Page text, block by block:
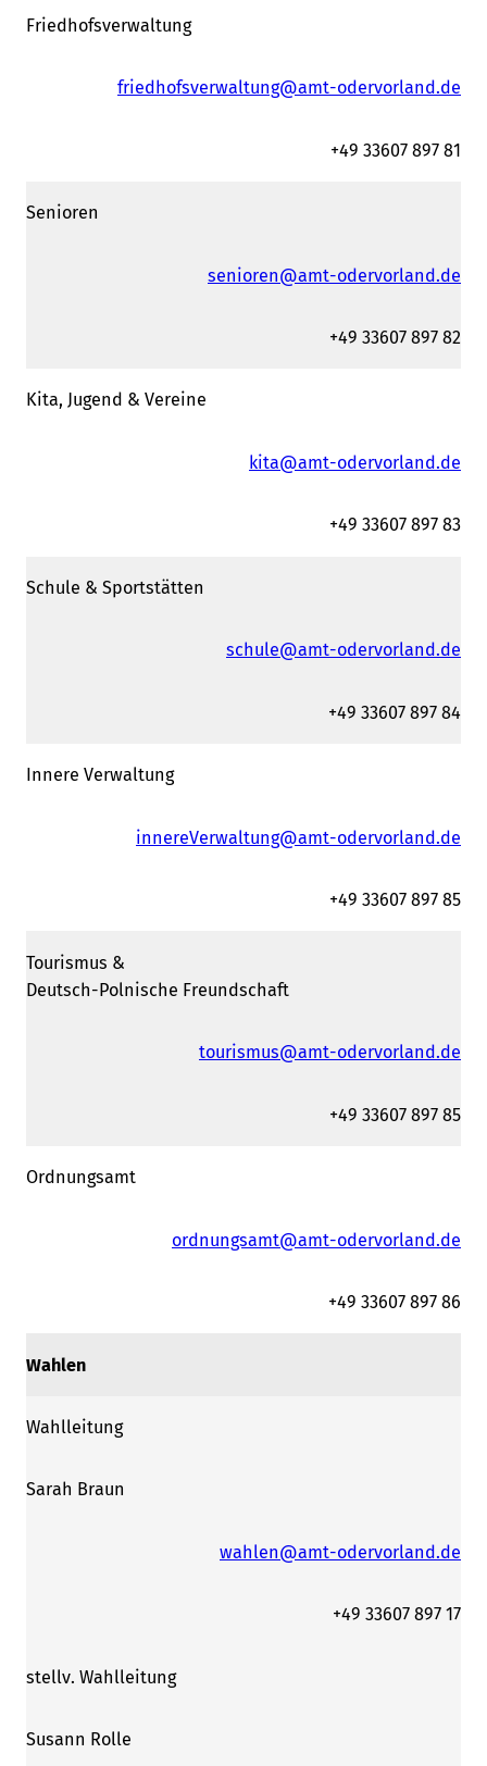
Friedhofsverwaltung
friedhofsverwaltung@amt-odervorland.de
+49 33607 897 81
Senioren
senioren@amt-odervorland.de
+49 33607 897 82
Kita, Jugend & Vereine
kita@amt-odervorland.de
+49 33607 897 83
Schule & Sportstätten
schule@amt-odervorland.de
+49 33607 897 84
Innere Verwaltung
innereVerwaltung@amt-odervorland.de
+49 33607 897 85
Tourismus &
Deutsch-Polnische Freundschaft
tourismus@amt-odervorland.de
+49 33607 897 85
Ordnungsamt
ordnungsamt@amt-odervorland.de
+49 33607 897 86
Wahlen
Wahlleitung
Sarah Braun
wahlen@amt-odervorland.de
+49 33607 897 17
stellv. Wahlleitung
Susann Rolle